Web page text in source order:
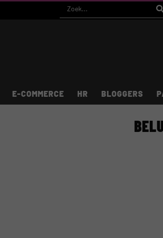
E-COMMERCE HR BLOGGERS